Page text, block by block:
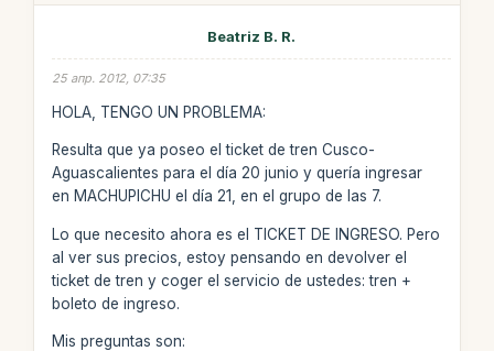
Beatriz B. R.
25 апр. 2012, 07:35
HOLA, TENGO UN PROBLEMA:
Resulta que ya poseo el ticket de tren Cusco-
Aguascalientes para el día 20 junio y quería ingresar
en MACHUPICHU el día 21, en el grupo de las 7.
Lo que necesito ahora es el TICKET DE INGRESO. Pero
al ver sus precios, estoy pensando en devolver el
ticket de tren y coger el servicio de ustedes: tren +
boleto de ingreso.
Mis preguntas son: